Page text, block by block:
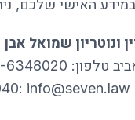
ונוטריון שמואל אבן
6348040 דוא”ל: info@seven.law